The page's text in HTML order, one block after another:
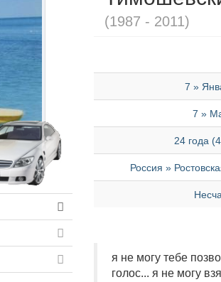
(1987 - 2011)
7 »
7 »
24 года
Россия »
я не могу тебе
голос... я не могу